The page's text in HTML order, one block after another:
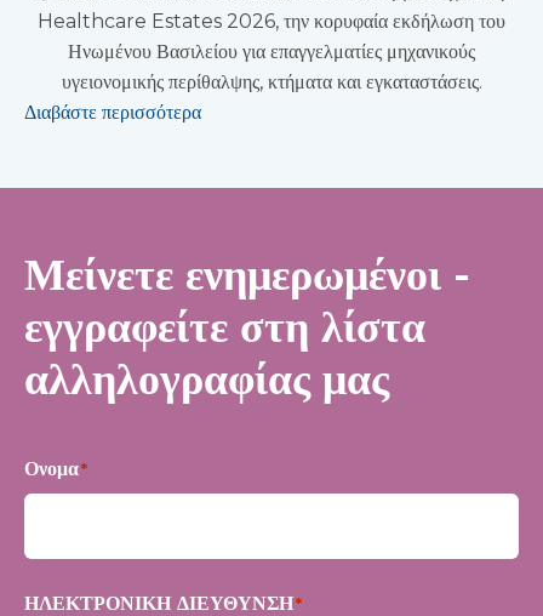
Healthcare Estates 2026, την κορυφαία εκδήλωση του
Ηνωμένου Βασιλείου για επαγγελματίες μηχανικούς
υγειονομικής περίθαλψης, κτήματα και εγκαταστάσεις.
Διαβάστε περισσότερα
Μείνετε ενημερωμένοι -
εγγραφείτε στη λίστα
αλληλογραφίας μας
Ονομα*
ΗΛΕΚΤΡΟΝΙΚΗ ΔΙΕΥΘΥΝΣΗ*